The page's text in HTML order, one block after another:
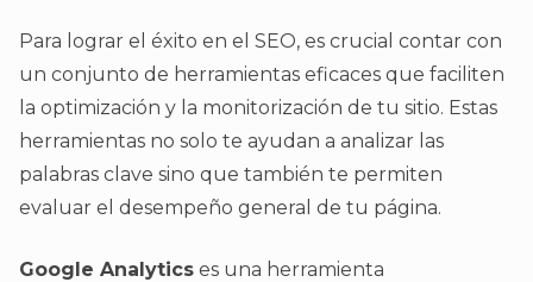
Para lograr el éxito en el SEO, es crucial contar con
un conjunto de herramientas eficaces que faciliten
la optimización y la monitorización de tu sitio. Estas
herramientas no solo te ayudan a analizar las
palabras clave sino que también te permiten
evaluar el desempeño general de tu página.
Google Analytics es una herramienta